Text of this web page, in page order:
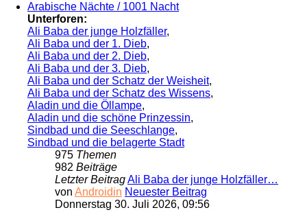
Arabische Nächte / 1001 Nacht
Unterforen:
Ali Baba der junge Holzfäller,
Ali Baba und der 1. Dieb,
Ali Baba und der 2. Dieb,
Ali Baba und der 3. Dieb,
Ali Baba und der Schatz der Weisheit,
Ali Baba und der Schatz des Wissens,
Aladin und die Öllampe,
Aladin und die schöne Prinzessin,
Sindbad und die Seeschlange,
Sindbad und die belagerte Stadt
975 Themen
982 Beiträge
Letzter BeitragAli Baba der junge Holzfäller…
von Androidin Neuester Beitrag
Donnerstag 30. Juli 2026, 09:56